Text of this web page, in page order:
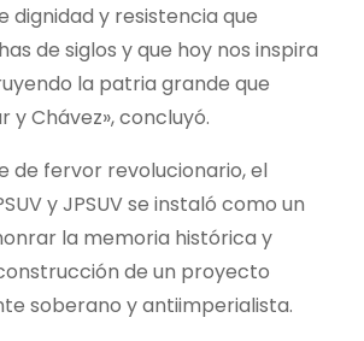
dignidad y resistencia que
de siglos y que hoy nos inspira
la patria grande que
y Chávez», concluyó.
de fervor revolucionario, el
y JPSUV se instaló como un
la memoria histórica y
de un proyecto
soberano y antiimperialista.